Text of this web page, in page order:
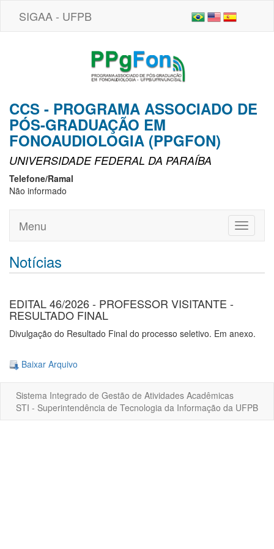
SIGAA - UFPB
CCS - PROGRAMA ASSOCIADO DE
PÓS-GRADUAÇÃO EM
FONOAUDIOLOGIA (PPGFON)
UNIVERSIDADE FEDERAL DA PARAÍBA
Telefone/Ramal
Não informado
Toggle
Menu
Notícias
EDITAL 46/2026 - PROFESSOR VISITANTE -
RESULTADO FINAL
Divulgação do Resultado Final do processo seletivo. Em anexo.
Baixar Arquivo
Sistema Integrado de Gestão de Atividades Acadêmicas
STI - Superintendência de Tecnologia da Informação da UFPB